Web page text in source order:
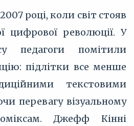
році, коли світ стояв
цифрової революції. У
педагоги помітили
підлітки все менше
текстовими
перевагу візуальному
Джефф Кінні